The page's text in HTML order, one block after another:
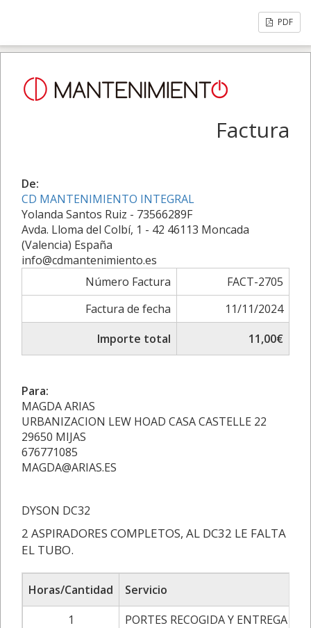
PDF
Factura
De:
CD MANTENIMIENTO INTEGRAL
Yolanda Santos Ruiz - 73566289F
Avda. Lloma del Colbí, 1 - 42 46113 Moncada
(Valencia) España
info@cdmantenimiento.es
Número Factura
FACT-2705
Factura de fecha
11/11/2024
Importe total
11,00€
Para:
MAGDA ARIAS
URBANIZACION LEW HOAD CASA CASTELLE 22
29650 MIJAS
676771085
MAGDA@ARIAS.ES
DYSON DC32
2 ASPIRADORES COMPLETOS, AL DC32 LE FALTA
EL TUBO.
Horas/Cantidad Servicio
1
PORTES RECOGIDA Y ENTREGA